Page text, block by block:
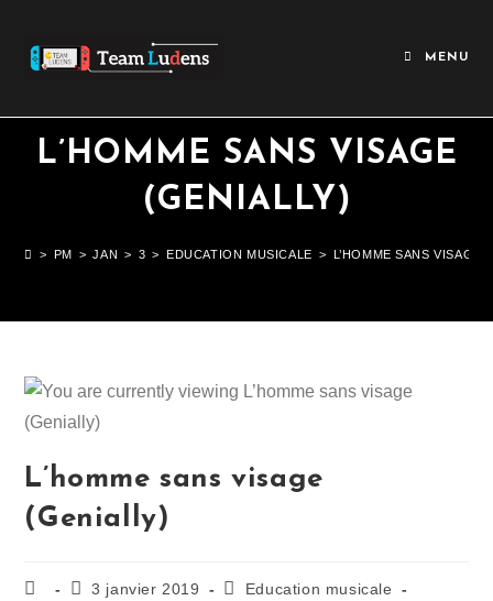
MENU
L’HOMME SANS VISAGE
(GENIALLY)
> PM > JAN > 3 > EDUCATION MUSICALE > L’HOMME SANS VISAGE
L’homme sans visage
(Genially)
3 janvier 2019
Education musicale